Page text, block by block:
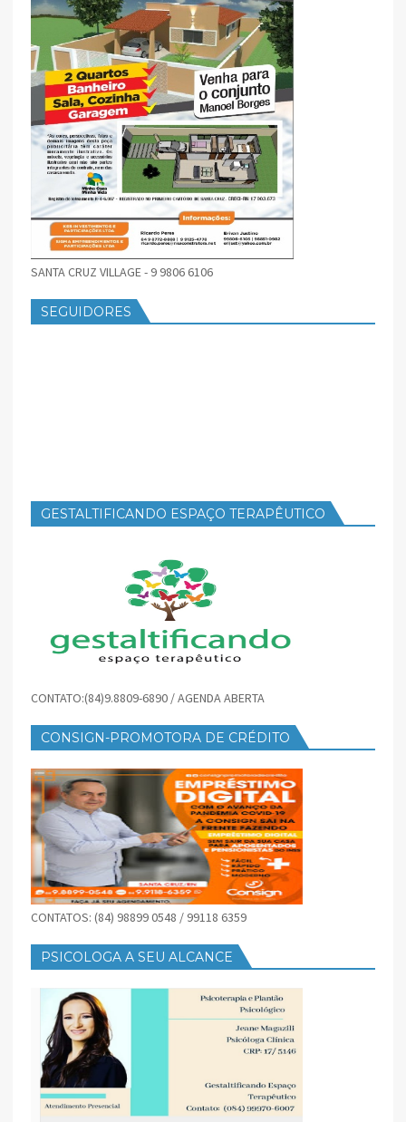
SANTA CRUZ VILLAGE - 9 9806 6106
SEGUIDORES
GESTALTIFICANDO ESPAÇO TERAPÊUTICO
CONTATO:(84)9.8809-6890 / AGENDA ABERTA
CONSIGN-PROMOTORA DE CRÉDITO
CONTATOS: (84) 98899 0548 / 99118 6359
PSICOLOGA A SEU ALCANCE